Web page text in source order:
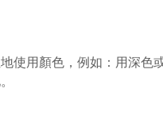
使用顏色，例如：用深色